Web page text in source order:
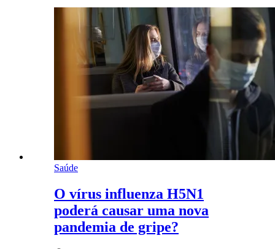
Saúde
O vírus influenza H5N1
poderá causar uma nova
pandemia de gripe?